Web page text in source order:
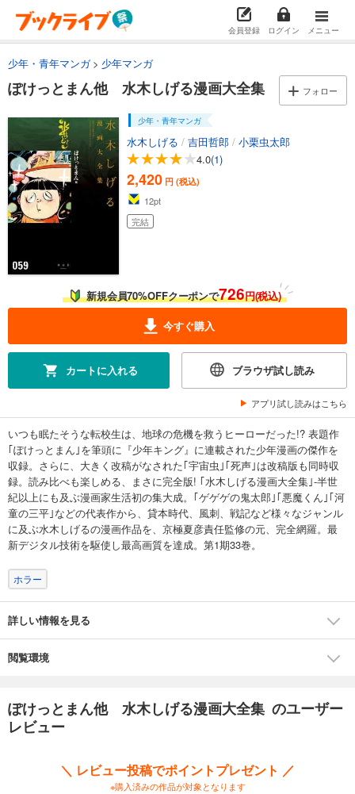
会員登録 ログイン メニュー
少年・青年マンガ 少年マンガ
ぽけっとまん他 水木しげる漫画大全集 フォロー
少年・青年マンガ
水木しげる / 吉田哲郎 / 小栗虫太郎
4.0(1)
2,420 円 (税込)
12pt
完結
新規会員70%OFFクーポンで726円(税込)
今すぐ購入
カートに入れる ブラウザ試し読み
アプリ試し読みはこちら
いつも眠たそうな転校生は、地球の危機を救うヒーローだった!? 表題作
｢ぽけっとまん｣を筆頭に『少年キング』に連載された少年漫画の傑作を
収録。さらに、大きく改稿がなされた｢宇宙虫｣｢死声｣は改稿版も同時収
録。読み比べも楽しめる、まさに完全版! ｢水木しげる漫画大全集｣-半世
紀以上にも及ぶ漫画家生活初の集大成。｢ゲゲゲの鬼太郎｣｢悪魔くん｣｢河
童の三平｣などの代表作から、貸本時代、風刺、戦記など様々なジャンル
に及ぶ水木しげるの漫画作品を、京極夏彦責任監修の元、完全網羅。最
新デジタル技術を駆使し最高画質を達成。第1期33巻。
ホラー
詳しい情報を見る
閲覧環境
ぽけっとまん他 水木しげる漫画大全集 のユーザー
レビュー
＼ レビュー投稿でポイントプレゼント ／
※購入済みの作品が対象となります